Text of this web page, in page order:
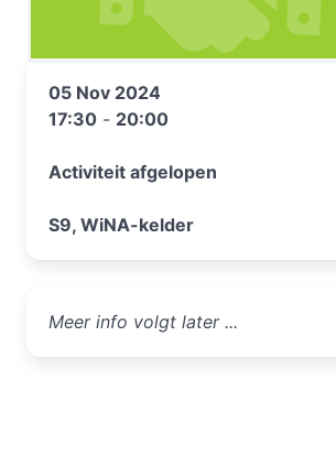
05 Nov 2024
17:30 - 20:00
Activiteit afgelopen
S9, WiNA-kelder
Meer info volgt later ...